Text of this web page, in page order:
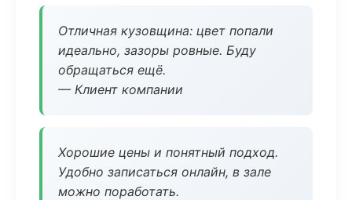
Отличная кузовщина: цвет попали
идеально, зазоры ровные. Буду
обращаться ещё.
— Клиент компании
Хорошие цены и понятный подход.
Удобно записаться онлайн, в зале
можно поработать.